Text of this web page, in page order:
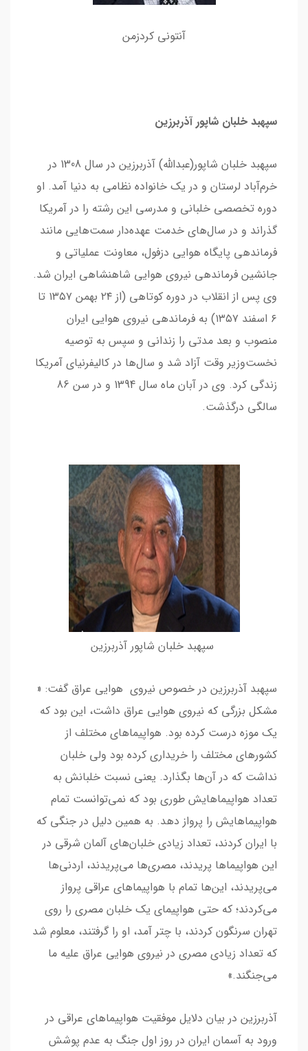
آنتونی کردزمن
سپهبد خلبان شاپور آذربرزین
سپهبد خلبان شاپور(عبدالله) آذربرزین در سال 1308 در
خرم‌آباد لرستان و در یک خانواده نظامی به دنیا آمد. او
دوره تخصصی خلبانی و مدرسی این رشته را در آمریکا
گذراند و در سال‌های خدمت عهده‌دار سمت‌هایی مانند
فرماندهی پایگاه هوایی دزفول، معاونت عملیاتی و
جانشین فرماندهی نیروی هوایی شاهنشاهی ایران شد.
وی پس از انقلاب در دوره کوتاهی (از ۲۴ بهمن ۱۳۵۷ تا
۶ اسفند ۱۳۵۷) به فرماندهی نیروی هوایی ایران
منصوب و بعد مدتی را زندانی و سپس به توصیه
نخست‌وزیر وقت آزاد شد و سال‌ها در کالیفرنیای آمریکا
زندگی کرد. وی در آبان ماه سال 1394 و در سن 86
سالگی درگذشت.
سپهبد خلبان شاپور آذربرزین
سپهبد آذربرزین در خصوص نیروی هوایی عراق گفت: «
مشکل بزرگی که نیروی هوایی عراق داشت، این بود که
یک موزه درست کرده بود. هواپیماهای مختلف از
کشورهای مختلف را خریداری کرده بود ولی خلبان
نداشت که در آن‌ها بگذارد. یعنی نسبت خلبانش به
تعداد هواپیماهایش طوری بود که نمی‌توانست تمام
هواپیماهایش را پرواز دهد. به همین دلیل در جنگی که
با ایران کردند، تعداد زیادی خلبان‌های آلمان شرقی در
این هواپیماها پریدند، مصری‌ها می‌پریدند، اردنی‌ها
می‌پریدند، این‌ها تمام با هواپیماهای عراقی پرواز
می‌کردند؛ که حتی هواپیمای یک خلبان مصری را روی
تهران سرنگون کردند، با چتر آمد، او را گرفتند، معلوم شد
که تعداد زیادی مصری در نیروی هوایی عراق علیه ما
می‌جنگند.»
آذربرزین در بیان دلایل موفقیت هواپیماهای عراقی در
ورود به آسمان ایران در روز اول جنگ به عدم پوشش